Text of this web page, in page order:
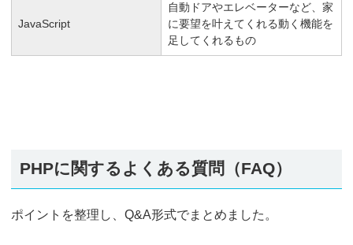
JavaScript
自動ドアやエレベーターなど、家
に要望を叶えてくれる動く機能を
足してくれるもの
PHPに関するよくある質問（FAQ）
ポイントを整理し、Q&A形式でまとめました。